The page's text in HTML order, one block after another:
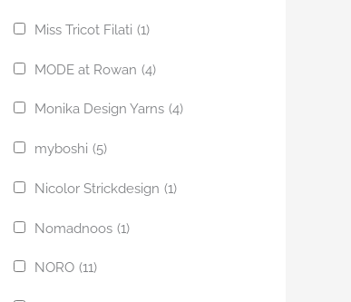
Miss Tricot Filati (1)
MODE at Rowan (4)
Monika Design Yarns (4)
myboshi (5)
Nicolor Strickdesign (1)
Nomadnoos (1)
NORO (11)